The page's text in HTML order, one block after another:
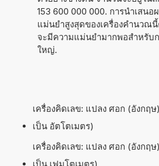
153 600 000 000. การนำเสน
แม่นยำสูงสุดของเครื่องคำนวณ
จะมีความแม่นยำมากพอสำหรับ
ใหญ่.
เครื่องคิดเลข: แปลง ศอก (อังกฤ
เป็น อัตโตเมตร)
เครื่องคิดเลข: แปลง ศอก (อังกฤ
เป็น เฟมโตเมตร)